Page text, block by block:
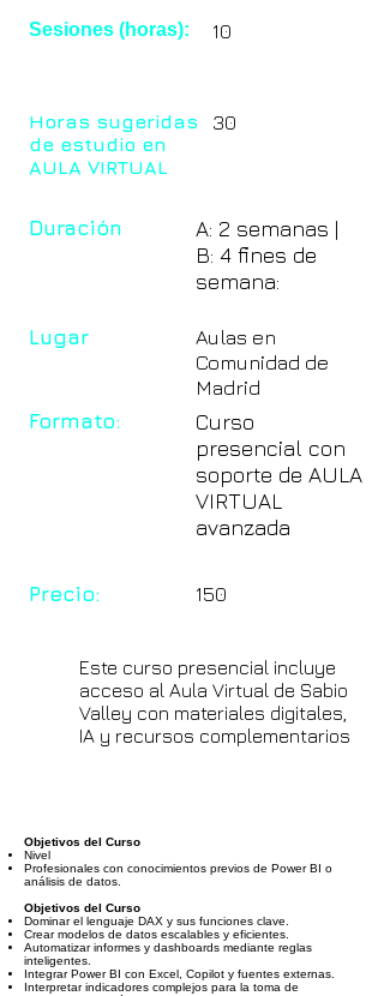
Sesiones (horas): 10
Horas sugeridas
de estudio en
AULA VIRTUAL
30
Duración
A: 2 semanas |
B: 4 fines de
semana:
Lugar
Aulas en
Comunidad de
Madrid
Formato:
Curso
presencial con
soporte de AULA
VIRTUAL
avanzada
Precio: 150
Este curso presencial incluye
acceso al Aula Virtual de Sabio
Valley con materiales digitales,
IA y recursos complementarios
Objetivos del Curso
Nivel
Profesionales con conocimientos previos de Power BI o
análisis de datos.
Objetivos del Curso
Dominar el lenguaje DAX y sus funciones clave.
Crear modelos de datos escalables y eficientes.
Automatizar informes y dashboards mediante reglas
inteligentes.
Integrar Power BI con Excel, Copilot y fuentes externas.
Interpretar indicadores complejos para la toma de